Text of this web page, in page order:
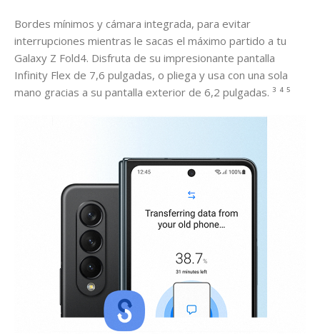
Bordes mínimos y cámara integrada, para evitar
interrupciones mientras le sacas el máximo partido a tu
Galaxy Z Fold4. Disfruta de su impresionante pantalla
Infinity Flex de 7,6 pulgadas, o pliega y usa con una sola
mano gracias a su pantalla exterior de 6,2 pulgadas. ³ ⁴ ⁵